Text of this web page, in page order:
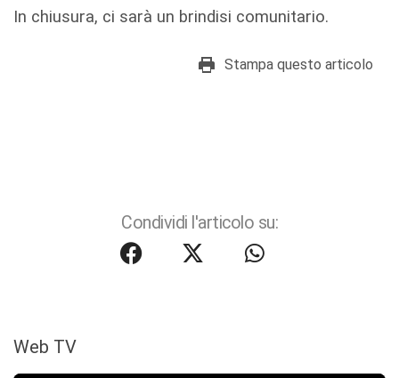
In chiusura, ci sarà un brindisi comunitario.
Stampa questo articolo
Condividi l'articolo su:
Web TV